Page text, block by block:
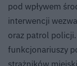
pod wpływem
interwencji
oraz patrol
funkcjonariuszy
strażników